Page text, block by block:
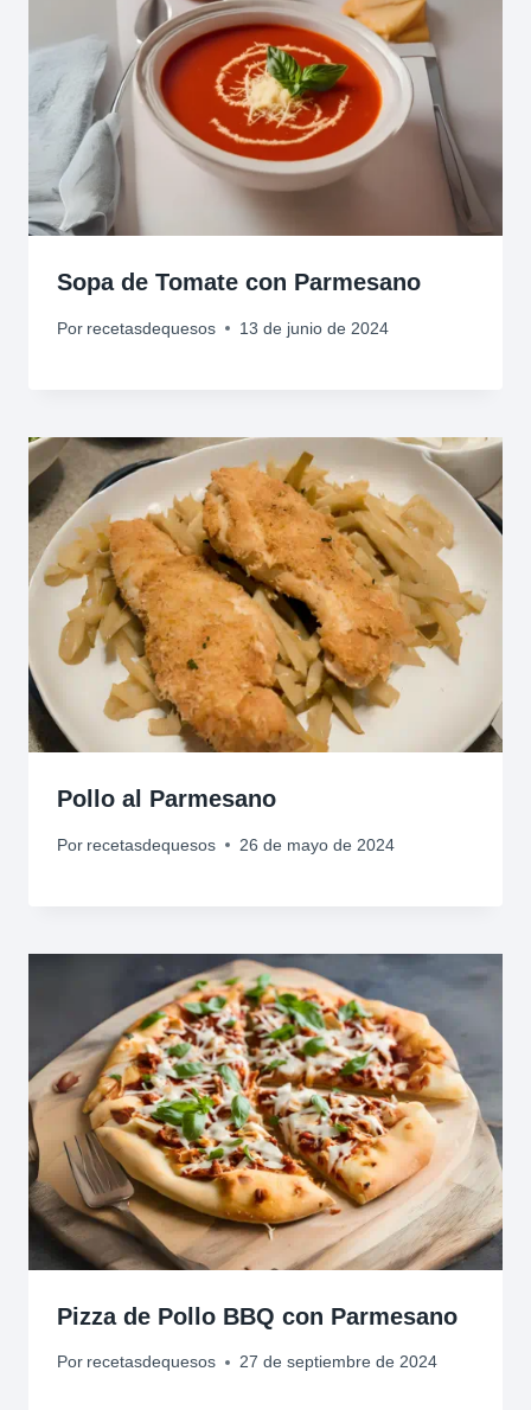
Sopa de Tomate con Parmesano
Por recetasdequesos 13 de junio de 2024
Pollo al Parmesano
Por recetasdequesos 26 de mayo de 2024
Pizza de Pollo BBQ con Parmesano
Por recetasdequesos 27 de septiembre de 2024